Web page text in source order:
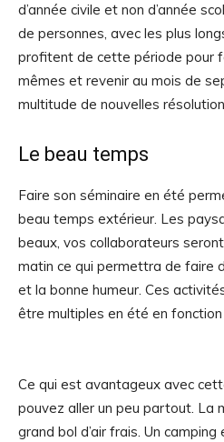
d’année civile et non d’année
de personnes, avec les plus
profitent de cette période pour
mêmes et revenir au mois de
multitude de nouvelles
Le beau temps
Faire son séminaire en été
beau temps extérieur. Les
beaux, vos collaborateurs
matin ce qui permettra de faire
et la bonne humeur. Ces
être multiples en été en fonction
Ce qui est avantageux avec
pouvez aller un peu partout. La
grand bol d’air frais. Un